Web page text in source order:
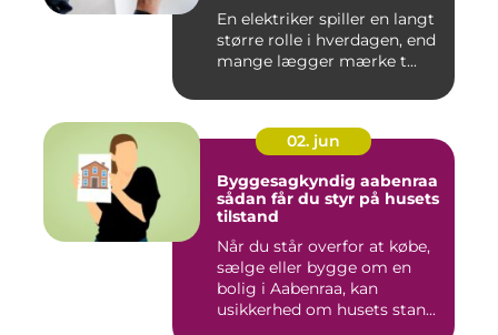
En elektriker spiller en langt
større rolle i hverdagen, end
mange lægger mærke t...
02. jun
Byggesagkyndig aabenraa
sådan får du styr på husets
tilstand
Når du står overfor at købe,
sælge eller bygge om en
bolig i Aabenraa, kan
usikkerhed om husets stan...